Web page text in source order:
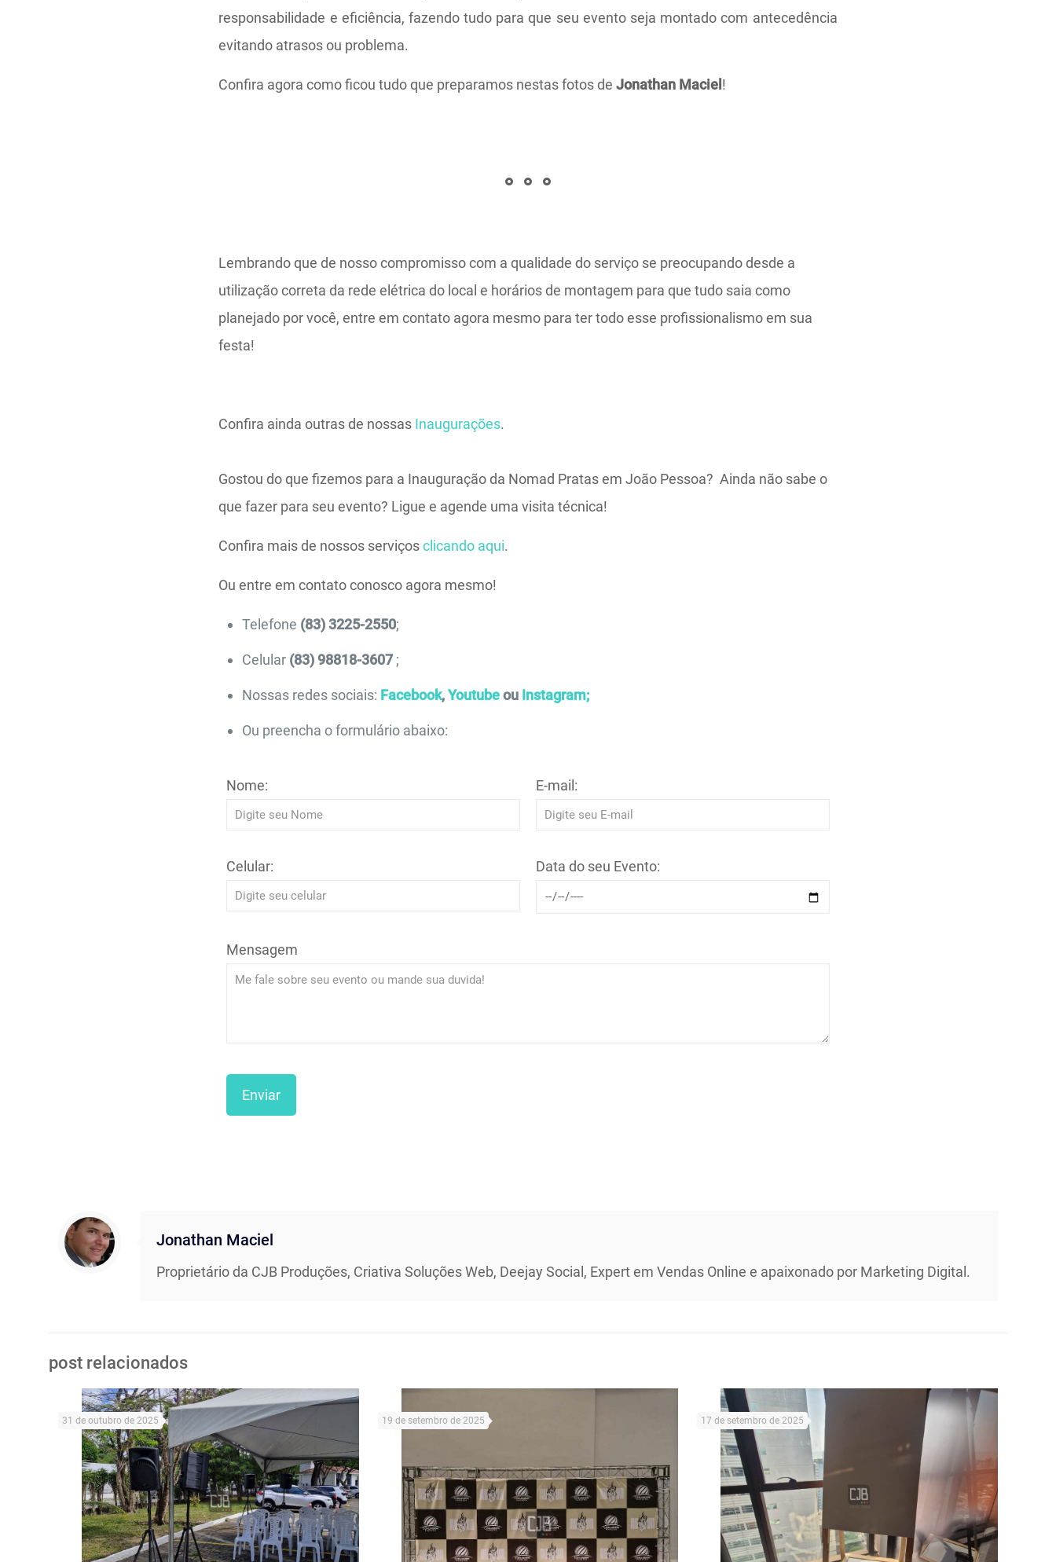
responsabilidade e eficiência, fazendo tudo para que seu evento seja montado com antecedência
evitando atrasos ou problema.
Confira agora como ficou tudo que preparamos nestas fotos deJonathan Maciel !
Lembrando que de nosso compromisso com a qualidade do serviço se preocupando desde a
utilização correta da rede elétrica do local e horários de montagem para que tudo saia como
planejado por você, entre em contato agora mesmo para ter todo esse profissionalismo em sua
festa!
Confira ainda outras de nossas Inaugurações.
Gostou do que fizemos para a Inauguração da Nomad Pratas em João Pessoa? Ainda não sabe o
que fazer para seu evento? Ligue e agende uma visita técnica!
Confira mais de nossos serviçosclicando aqui.
Ou entre em contato conosco agora mesmo!
Telefone (83) 3225-2550;
Celular (83) 98818-3607 ;
Nossas redes sociais: Facebook,Youtubeou Instagram;
Ou preencha o formulário abaixo:
Nome: E-mail:
Celular: Data do seu Evento:
Mensagem
Jonathan Maciel
Proprietário da CJB Produções, Criativa Soluções Web, Deejay Social, Expert em Vendas Online e apaixonado por Marketing Digital.
post relacionados
31 de outubro de 2025 19 de setembro de 2025 17 de setembro de 2025